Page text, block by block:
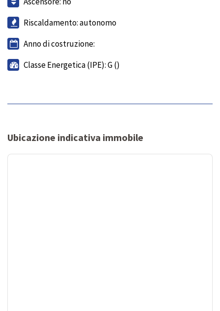
Riscaldamento: autonomo
Anno di costruzione:
Classe Energetica (IPE): G ()
Ubicazione indicativa immobile